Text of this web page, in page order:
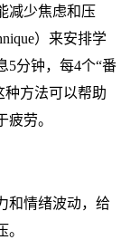
减少焦虑和压
）来安排学
5分钟，每4个“番
种方法可以帮助
劳。
和情绪波动，给